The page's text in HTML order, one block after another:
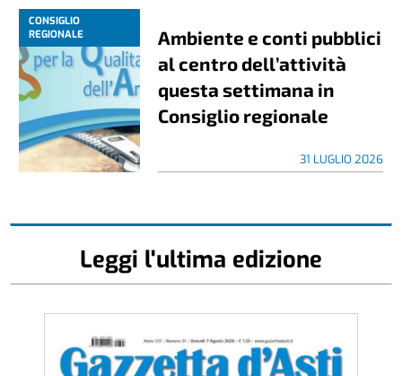
CONSIGLIO
REGIONALE
Ambiente e conti pubblici
al centro dell’attività
questa settimana in
Consiglio regionale
31 LUGLIO 2026
Leggi l'ultima edizione